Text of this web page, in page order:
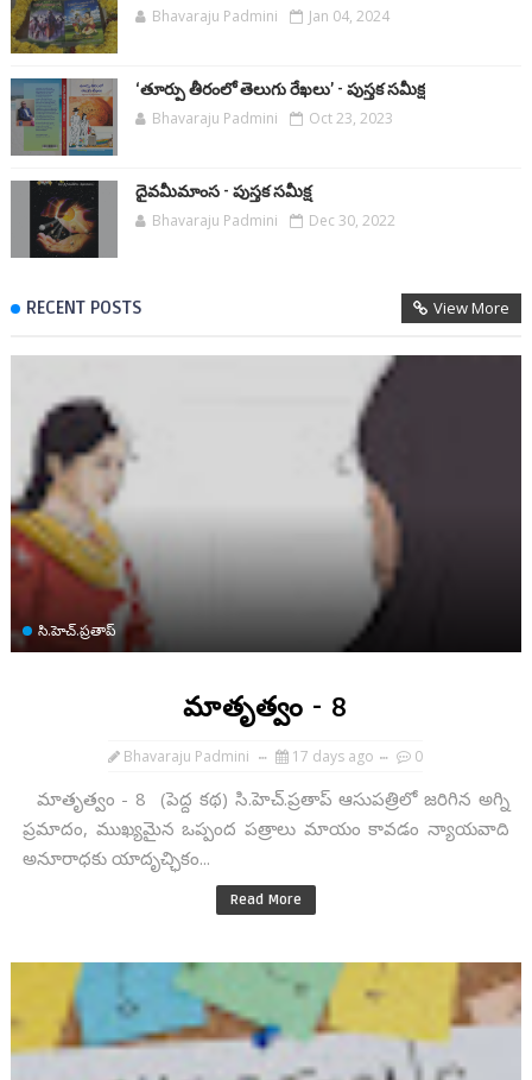
Bhavaraju Padmini
Jan 04, 2024
‘తూర్పు తీరంలో తెలుగు రేఖలు’ - పుస్తక సమీక్ష
Bhavaraju Padmini
Oct 23, 2023
దైవమీమాంస - పుస్తక సమీక్ష
Bhavaraju Padmini
Dec 30, 2022
RECENT POSTS View More
సి.హెచ్.ప్రతాప్
మాతృత్వం - 8
Bhavaraju Padmini 17 days ago 0
మాతృత్వం - 8 (పెద్ద కథ) సి.హెచ్.ప్రతాప్ ఆసుపత్రిలో జరిగిన అగ్ని
ప్రమాదం, ముఖ్యమైన ఒప్పంద పత్రాలు మాయం కావడం న్యాయవాది
అనూరాధకు యాదృచ్ఛికం...
Read More